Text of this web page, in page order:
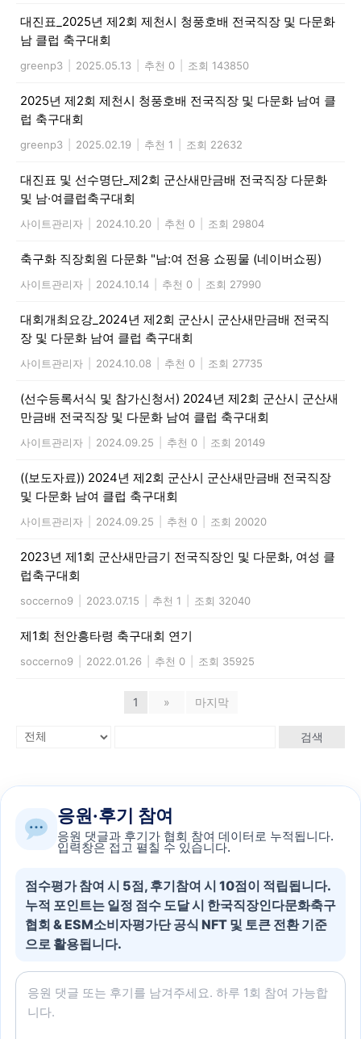
대진표_2025년 제2회 제천시 청풍호배 전국직장 및 다문화
남 클럽 축구대회
greenp3 2025.05.13 추천 0 조회 143850
2025년 제2회 제천시 청풍호배 전국직장 및 다문화 남여 클
럽 축구대회
greenp3 2025.02.19 추천 1 조회 22632
대진표 및 선수명단_제2회 군산새만금배 전국직장 다문화
및 남·여클럽축구대회
사이트관리자 2024.10.20 추천 0 조회 29804
축구화 직장회원 다문화 "남:여 전용 쇼핑물 (네이버쇼핑)
사이트관리자 2024.10.14 추천 0 조회 27990
대회개최요강_2024년 제2회 군산시 군산새만금배 전국직
장 및 다문화 남여 클럽 축구대회
사이트관리자 2024.10.08 추천 0 조회 27735
(선수등록서식 및 참가신청서) 2024년 제2회 군산시 군산새
만금배 전국직장 및 다문화 남여 클럽 축구대회
사이트관리자 2024.09.25 추천 0 조회 20149
((보도자료)) 2024년 제2회 군산시 군산새만금배 전국직장
및 다문화 남여 클럽 축구대회
사이트관리자 2024.09.25 추천 0 조회 20020
2023년 제1회 군산새만금기 전국직장인 및 다문화, 여성 클
럽축구대회
soccerno9 2023.07.15 추천 1 조회 32040
제1회 천안흥타령 축구대회 연기
soccerno9 2022.01.26 추천 0 조회 35925
1 » 마지막
검색
응원·후기 참여
응원 댓글과 후기가 협회 참여 데이터로 누적됩니다.
입력창은 접고 펼칠 수 있습니다.
점수평가 참여 시 5점, 후기참여 시 10점이 적립됩니다.
누적 포인트는 일정 점수 도달 시 한국직장인다문화축구
협회 & ESM소비자평가단 공식 NFT 및 토큰 전환 기준
으로 활용됩니다.